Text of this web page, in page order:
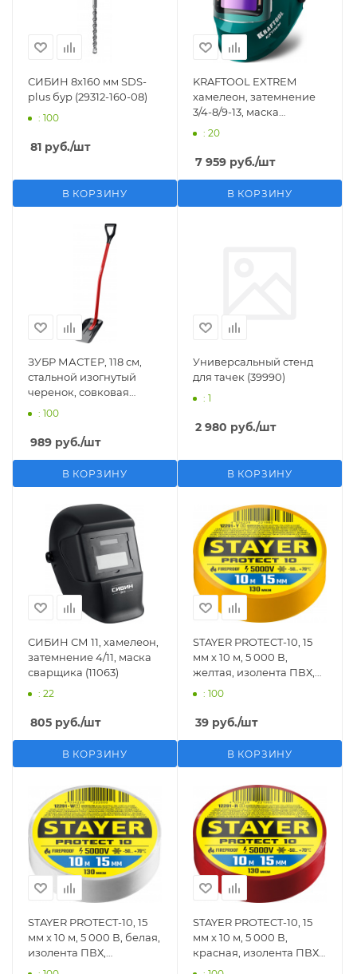
СИБИН 8х160 мм SDS-
plus бур (29312-160-08)
: 100
81 руб./шт
В КОРЗИНУ
KRAFTOOL EXTREM
хамелеон, затемнение
3/4-8/9-13, маска
сварщика (11062)
: 20
7 959 руб./шт
В КОРЗИНУ
ЗУБР МАСТЕР, 118 см,
стальной изогнутый
черенок, совковая
лопата, тип ЛСП,
(39525)
: 100
989 руб./шт
В КОРЗИНУ
Универсальный стенд
для тачек (39990)
: 1
2 980 руб./шт
В КОРЗИНУ
СИБИН СМ 11, хамелеон,
затемнение 4/11, маска
сварщика (11063)
: 22
805 руб./шт
В КОРЗИНУ
STAYER PROTECT-10, 15
мм х 10 м, 5 000 В,
желтая, изолента ПВХ,
Professional (12291-Y)
: 100
39 руб./шт
В КОРЗИНУ
STAYER PROTECT-10, 15
мм х 10 м, 5 000 В, белая,
изолента ПВХ,
Professional (12291-W)
STAYER PROTECT-10, 15
мм х 10 м, 5 000 В,
красная, изолента ПВХ,
Professional (12291-R)